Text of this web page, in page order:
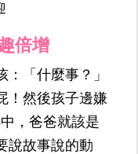
倍增
「什麼事？」
！然後孩子邊嫌
，爸爸就該是
說故事說的動